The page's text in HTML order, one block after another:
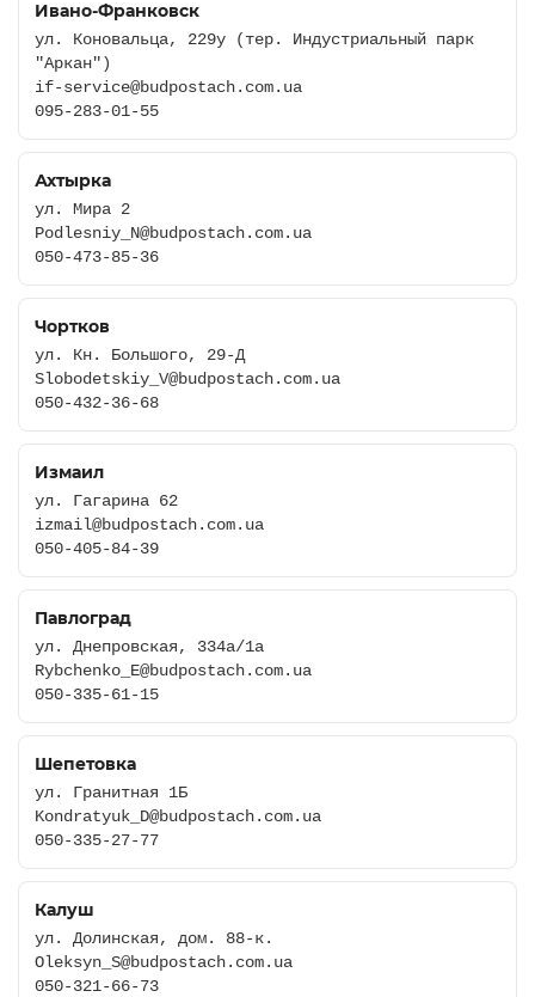
Ивано-Франковск
ул. Коновальца, 229у (тер. Индустриальный парк
"Аркан")
if-service@budpostach.com.ua
095-283-01-55
Ахтырка
ул. Мира 2
Podlesniy_N@budpostach.com.ua
050-473-85-36
Чортков
ул. Кн. Большого, 29-Д
Slobodetskiy_V@budpostach.com.ua
050-432-36-68
Измаил
ул. Гагарина 62
izmail@budpostach.com.ua
050-405-84-39
Павлоград
ул. Днепровская, 334а/1а
Rybchenko_E@budpostach.com.ua
050-335-61-15
Шепетовка
ул. Гранитная 1Б
Kondratyuk_D@budpostach.com.ua
050-335-27-77
Калуш
ул. Долинская, дом. 88-к.
Oleksyn_S@budpostach.com.ua
050-321-66-73